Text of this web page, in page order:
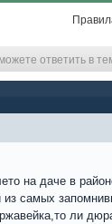
ответить в
на даче в
из самых
ли